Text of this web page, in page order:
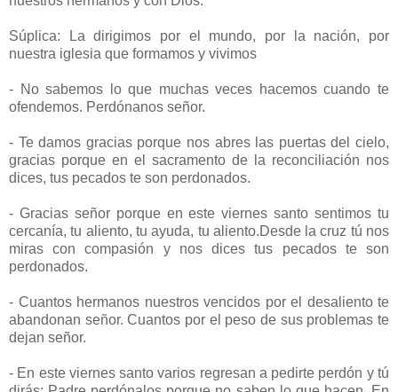
Súplica: La dirigimos por el mundo, por la nación, por
nuestra iglesia que formamos y vivimos
- No sabemos lo que muchas veces hacemos cuando te
ofendemos. Perdónanos señor.
- Te damos gracias porque nos abres las puertas del cielo,
gracias porque en el sacramento de la reconciliación nos
dices, tus pecados te son perdonados.
- Gracias señor porque en este viernes santo sentimos tu
cercanía, tu aliento, tu ayuda, tu aliento.Desde la cruz tú nos
miras con compasión y nos dices tus pecados te son
perdonados.
- Cuantos hermanos nuestros vencidos por el desaliento te
abandonan señor. Cuantos por el peso de sus problemas te
dejan señor.
- En este viernes santo varios regresan a pedirte perdón y tú